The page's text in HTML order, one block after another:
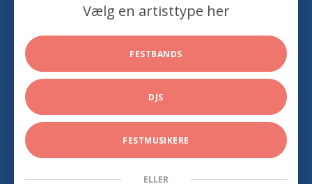
Vælg en artisttype her
FESTBANDS
DJS
FESTMUSIKERE
ELLER